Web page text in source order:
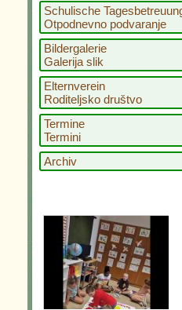
Schulische
Otpodnevno podvaranje
Bildergalerie
Galerija slik
Elternverein
Roditeljsko društvo
Termine
Termini
Archiv